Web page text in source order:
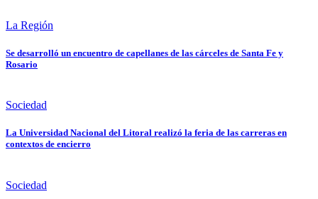
La Región
Se desarrolló un encuentro de capellanes de las cárceles de Santa Fe y
Rosario
Sociedad
La Universidad Nacional del Litoral realizó la feria de las carreras en
contextos de encierro
Sociedad